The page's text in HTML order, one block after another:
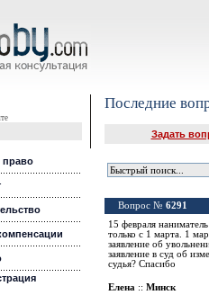
право
Последние
Задать
Вопрос № 6291
15 февраля
только с 1 марта. 1
заявление об
заявление в суд об
судья? Спасибо
Елена :: Минск